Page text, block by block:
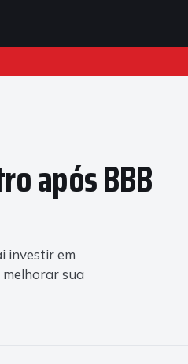
após BBB
investir em
sua